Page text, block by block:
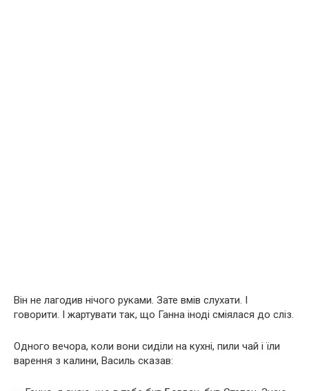
Він не лагодив нічого руками. Зате вмів слухати. І
говорити. І жартувати так, що Ганна іноді сміялася до сліз.
Одного вечора, коли вони сиділи на кухні, пили чай і їли
варення з калини, Василь сказав: